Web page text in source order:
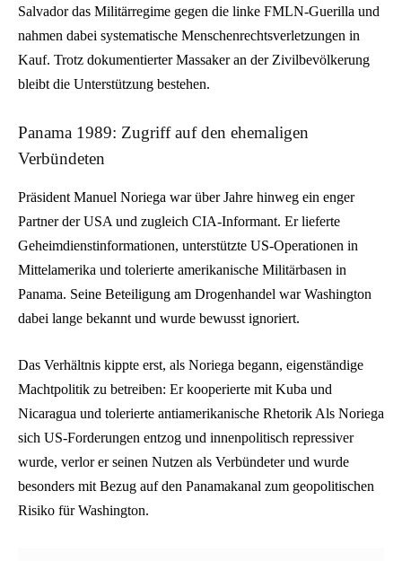
Salvador das Militärregime gegen die linke FMLN-Guerilla und
nahmen dabei systematische Menschenrechtsverletzungen in
Kauf. Trotz dokumentierter Massaker an der Zivilbevölkerung
bleibt die Unterstützung bestehen.
Panama 1989: Zugriff auf den ehemaligen
Verbündeten
Präsident Manuel Noriega war über Jahre hinweg ein enger
Partner der USA und zugleich CIA-Informant. Er lieferte
Geheimdienstinformationen, unterstützte US-Operationen in
Mittelamerika und tolerierte amerikanische Militärbasen in
Panama. Seine Beteiligung am Drogenhandel war Washington
dabei lange bekannt und wurde bewusst ignoriert.
Das Verhältnis kippte erst, als Noriega begann, eigenständige
Machtpolitik zu betreiben: Er kooperierte mit Kuba und
Nicaragua und tolerierte antiamerikanische Rhetorik Als Noriega
sich US-Forderungen entzog und innenpolitisch repressiver
wurde, verlor er seinen Nutzen als Verbündeter und wurde
besonders mit Bezug auf den Panamakanal zum geopolitischen
Risiko für Washington.